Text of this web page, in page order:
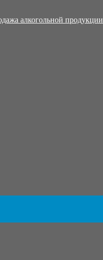
алкогольной продукции